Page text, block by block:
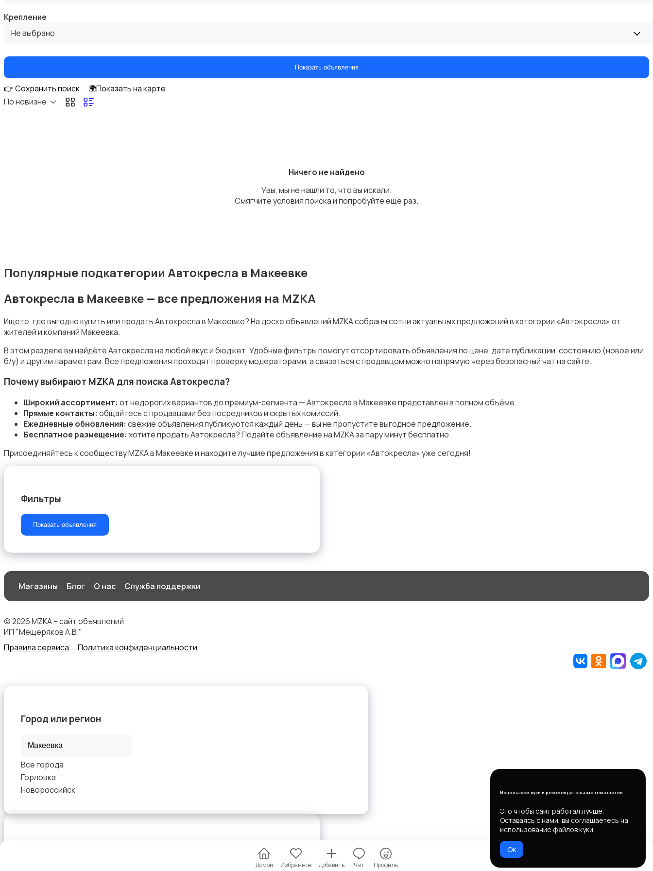
Кормление и питание
Радио- и видеоняни
Товары для мам
Детская одежда и обувь
Крепление
Не выбрано
Показать объявления
👉 Сохранить поиск
🌍Показать на карте
По новизне
Ничего не найдено
Увы, мы не нашли то, что вы искали.
Смягчите условия поиска и попробуйте еще раз.
Популярные подкатегории Автокресла в Макеевке
Автокресла в Макеевке — все предложения на MZKA
Ищете, где выгодно купить или продать Автокресла в Макеевке? На доске объявлений MZKA собраны сотни актуальных предложений в категории «Автокресла» от
жителей и компаний Макеевка.
В этом разделе вы найдёте Автокресла на любой вкус и бюджет. Удобные фильтры помогут отсортировать объявления по цене, дате публикации, состоянию (новое или
б/у) и другим параметрам. Все предложения проходят проверку модераторами, а связаться с продавцом можно напрямую через безопасный чат на сайте.
Почему выбирают MZKA для поиска Автокресла?
Широкий ассортимент: от недорогих вариантов до премиум-сегмента — Автокресла в Макеевке представлен в полном объёме.
Прямые контакты: общайтесь с продавцами без посредников и скрытых комиссий.
Ежедневные обновления: свежие объявления публикуются каждый день — вы не пропустите выгодное предложение.
Бесплатное размещение: хотите продать Автокресла? Подайте объявление на MZKA за пару минут бесплатно.
Присоединяйтесь к сообществу MZKA в Макеевке и находите лучшие предложения в категории «Автокресла» уже сегодня!
Фильтры
Показать объявления
Магазины Блог О нас Служба поддержки
© 2026 MZKA – сайт объявлений
ИП "Мещеряков А.В."
Правила сервиса
Политика конфиденциальности
Домой Избранное Добавить Чат Профиль
Используем куки и рекомендательные технологии
Это чтобы сайт работал лучше.
Оставаясь с нами, вы соглашаетесь на
использование файлов куки.
Ок
Город или регион
Все города
Горловка
Новороссийск